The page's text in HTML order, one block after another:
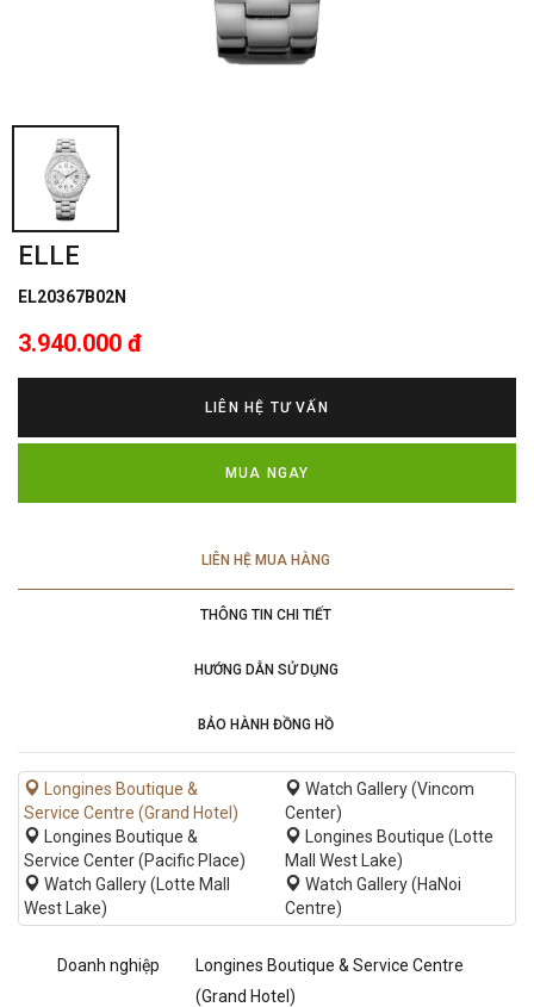
ELLE
EL20367B02N
3.940.000 đ
LIÊN HỆ TƯ VẤN
MUA NGAY
LIÊN HỆ MUA HÀNG
THÔNG TIN CHI TIẾT
HƯỚNG DẪN SỬ DỤNG
BẢO HÀNH ĐỒNG HỒ
Longines Boutique &
Service Centre (Grand Hotel)
Watch Gallery (Vincom
Center)
Longines Boutique &
Service Center (Pacific Place)
Longines Boutique (Lotte
Mall West Lake)
Watch Gallery (Lotte Mall
West Lake)
Watch Gallery (HaNoi
Centre)
Doanh nghiệp
Longines Boutique & Service Centre
(Grand Hotel)